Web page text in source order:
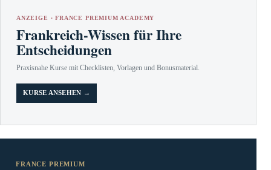
ANZEIGE · FRANCE PREMIUM ACADEMY
Frankreich-Wissen für Ihre
Entscheidungen
Praxisnahe Kurse mit Checklisten, Vorlagen und Bonusmaterial.
KURSE ANSEHEN →
FRANCE PREMIUM